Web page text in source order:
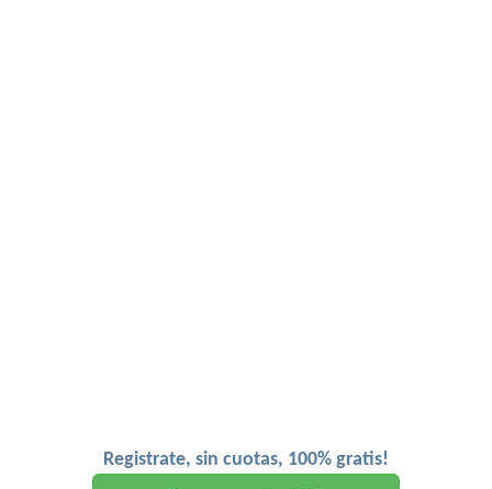
Registrate, sin cuotas, 100% gratis!